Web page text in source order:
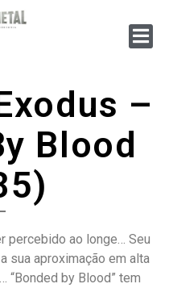
–
Blood
percebido ao longe… Seu
sua aproximação em alta
“Bonded by Blood” tem